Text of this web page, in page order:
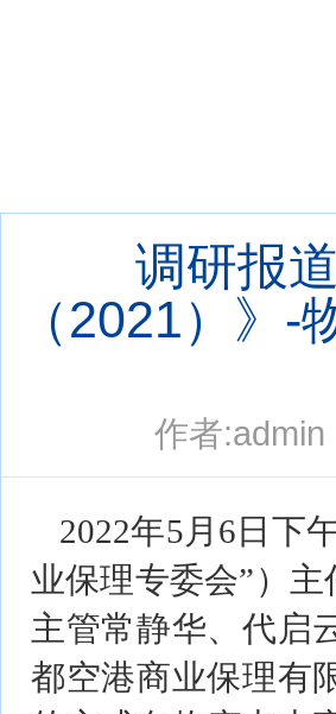
调研报
（2021）》
作者
2022年5月6日下
业保理专委会”）
主管常静华、代启
都空港商业保理有